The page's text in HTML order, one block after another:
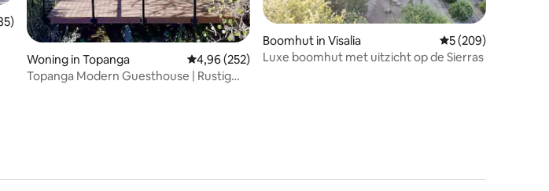
beoordeling van 4,74 op 5, 285 recensies
Woning in Topanga Gemiddelde beoordeling van 4,96 op 5, 252 recensies
4,96 (252)
Topanga Modern Guesthouse | Rustig
Boomhut in Visalia Gemiddelde
5 (209)
Luxe boomhut met uitzicht op de Sierras